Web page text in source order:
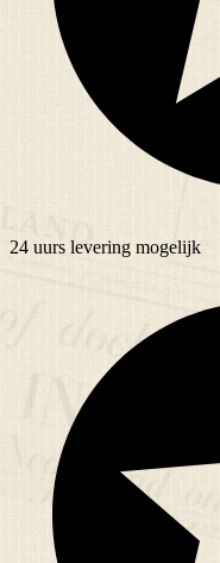
24 uurs levering mogelijk